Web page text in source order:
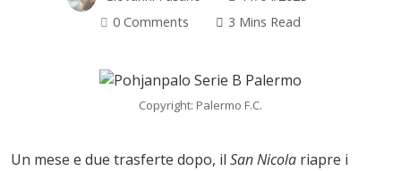
0 Comments
3 Mins Read
Copyright: Palermo F.C.
Un mese e due trasferte dopo, il San Nicola riapre i